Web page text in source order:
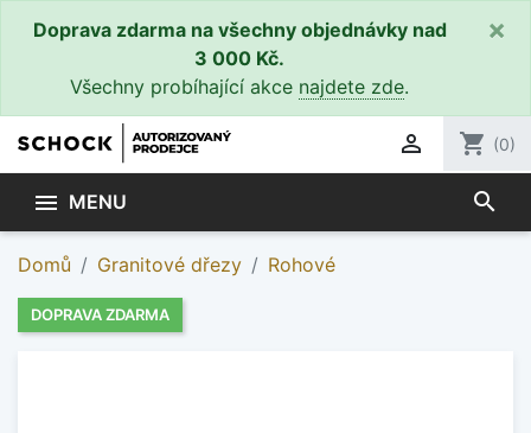
Doprava zdarma na všechny objednávky nad
3 000 Kč.
Všechny probíhající akce najdete zde.
×
 shopping_cart (0)
 MENU search
Domů Granitové dřezy Rohové
DOPRAVA ZDARMA